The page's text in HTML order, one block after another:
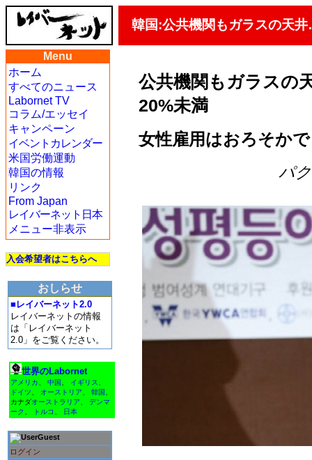
韓国:公共機関もガラスの天
Menu
ホーム
すべてのニュース
Labornet TV
コラム/エッセイ
キャンペーン
イベントカレンダー
米国労働運動
韓国の情報
リンク
From Japan
レイバーネット日本
メニュー非表示
入会希望者はこちらへ
おしらせ
■レイバーネット2.0
レイバーネットの情報
は「レイバーネット
2.0」をご覧ください。
世界のLabornet
アメリカ 中国 イギリス
ドイツ
オーストリア 韓国
カナダオーストラリア
デンマ
ーク
トルコ 日本
Guest
ログイン
公共機関もガラスの
20%未満
女性雇用はおろそか
パ